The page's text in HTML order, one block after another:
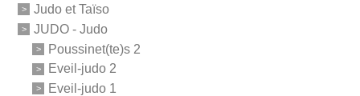
Judo et Taïso
JUDO - Judo
Poussinet(te)s 2
Eveil-judo 2
Eveil-judo 1